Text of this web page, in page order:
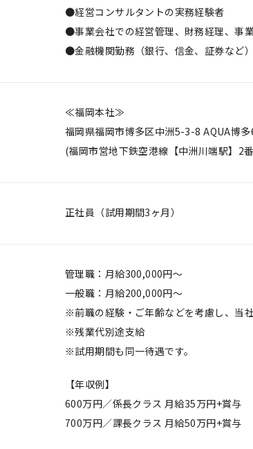
●経営コンサルタントの実務経験者
●事業会社での経営管理、財務経理、事
●金融機関勤務（銀行、信金、証券など
≪福岡本社≫
福岡県福岡市博多区中洲5-3-8 AQUA博多
(福岡市営地下鉄空港線【中洲川端駅】2
正社員（試用期間3ヶ月）
管理職：月給300,000円～
一般職：月給200,000円～
※前職の経験・ご年齢などを考慮し、当
※残業代別途支給
※試用期間も同一待遇です。
【年収例】
600万円／係長クラス 月給35万円+賞与
700万円／課長クラス 月給50万円+賞与